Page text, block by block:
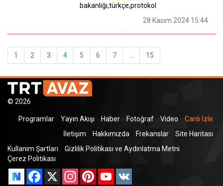
bakanlığı,türkçe,protokol
28 Kasım 2024 15:44
1 2 3 4 5 6 7 15
© 2026
Programlar Yayın Akışı Haber Fotoğraf Video
Canlı İzle
İletişim
Hakkımızda Frekanslar
Site Haritası
Kullanım Şartları
Gizlilik Politikası ve Aydınlatma Metni
Çerez Politikası
Facebook
X InstagramPinterestYouTube